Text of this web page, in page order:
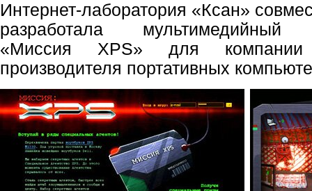
Интернет-лаборатория «Ксан»
разработала
«Миссия XPS» для компании
производителя портативных